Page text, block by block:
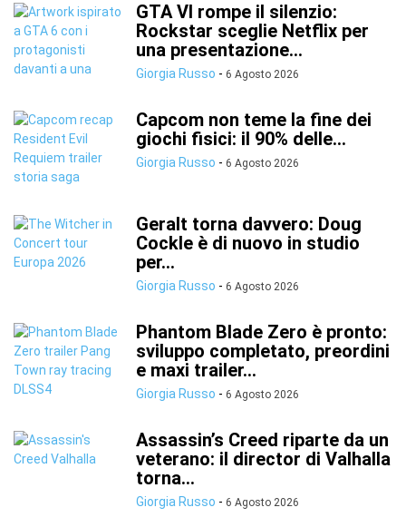
GTA VI rompe il silenzio:
Rockstar sceglie Netflix per
una presentazione...
Giorgia Russo - 6 Agosto 2026
Capcom non teme la fine dei
giochi fisici: il 90% delle...
Giorgia Russo - 6 Agosto 2026
Geralt torna davvero: Doug
Cockle è di nuovo in studio
per...
Giorgia Russo - 6 Agosto 2026
Phantom Blade Zero è pronto:
sviluppo completato, preordini
e maxi trailer...
Giorgia Russo - 6 Agosto 2026
Assassin’s Creed riparte da un
veterano: il director di Valhalla
torna...
Giorgia Russo - 6 Agosto 2026